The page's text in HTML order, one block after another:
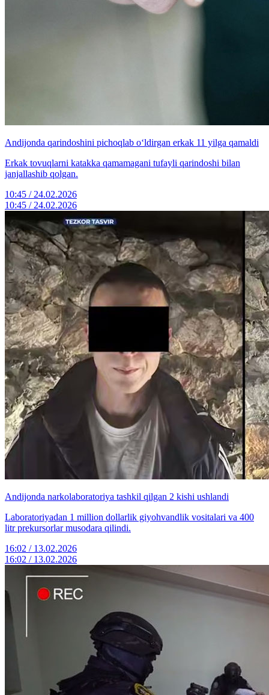
Andijonda qarindoshini pichoqlab o‘ldirgan erkak 11 yilga qamaldi
Erkak tovuqlarni katakka qamamagani tufayli qarindoshi bilan
janjallashib qolgan.
10:45 / 24.02.2026
10:45 / 24.02.2026
Andijonda narkolaboratoriya tashkil qilgan 2 kishi ushlandi
Laboratoriyadan 1 million dollarlik giyohvandlik vositalari va 400
litr prekursorlar musodara qilindi.
16:02 / 13.02.2026
16:02 / 13.02.2026